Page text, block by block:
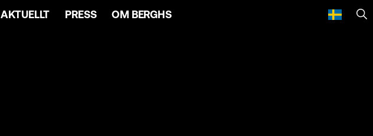
AKTUELLT PRESS OM BERGHS